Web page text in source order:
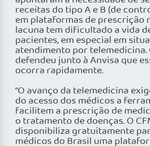
receitas do tipo A e B (de
em plataformas de prescrição
lacuna tem dificultado a vida
pacientes, em especial em
atendimento por telemedicina.
defendeu junto à Anvisa que
ocorra rapidamente.
“O avanço da telemedicina
do acesso dos médicos a
facilitem a prescrição de
o tratamento de doenças. O
disponibiliza gratuitamente
médicos do Brasil uma